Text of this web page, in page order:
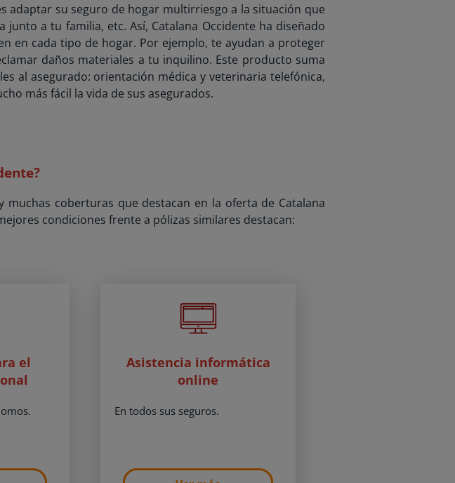
adaptar su seguro de hogar multirriesgo a la situación que
a tu familia, etc. Así, Catalana Occidente ha diseñado
en cada tipo de hogar. Por ejemplo, te ayudan a proteger
daños materiales a tu inquilino. Este producto suma
al asegurado: orientación médica y veterinaria telefónica,
más fácil la vida de sus asegurados.
coberturas que destacan en la oferta de Catalana
condiciones frente a pólizas similares destacan:
el
Asistencia informática
online
En todos sus seguros.